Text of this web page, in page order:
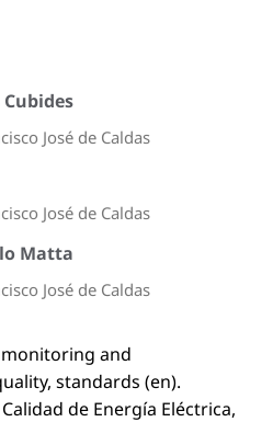
José de Caldas
José de Caldas
Matta
José de Caldas
and
standards (en).
de Energía Eléctrica,